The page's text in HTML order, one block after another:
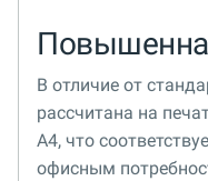
В отличие от
рассчитана на
А4, что
офисным